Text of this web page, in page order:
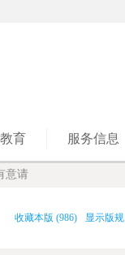
育 服务信息
意请
显示版规
收藏本版 (986)